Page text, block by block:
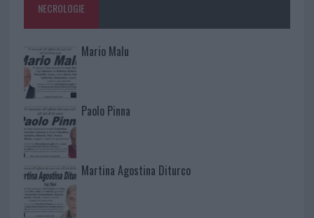
NECROLOGIE
Mario Malu
Paolo Pinna
Martina Agostina Diturco